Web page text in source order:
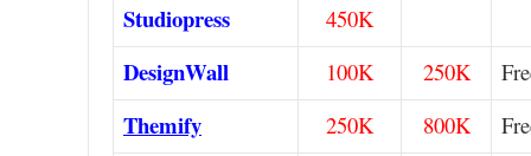
Studiopress 450K
DesignWall 100K 250K
Themify 250K 800K